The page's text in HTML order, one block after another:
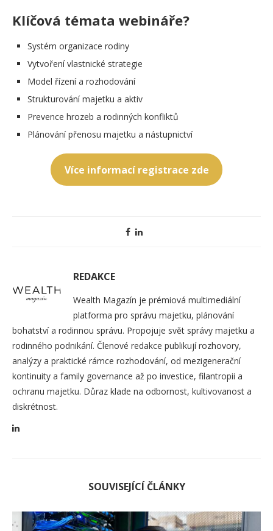
Klíčová témata webináře?
Systém organizace rodiny
Vytvoření vlastnické strategie
Model řízení a rozhodování
Strukturování majetku a aktiv
Prevence hrozeb a rodinných konfliktů
Plánování přenosu majetku a nástupnictví
Více informací registrace zde
REDAKCE
Wealth Magazín je prémiová multimediální
platforma pro správu majetku, plánování
bohatství a rodinnou správu. Propojuje svět správy majetku a
rodinného podnikání. Členové redakce publikují rozhovory,
analýzy a praktické rámce rozhodování, od mezigenerační
kontinuity a family governance až po investice, filantropii a
ochranu majetku. Důraz klade na odbornost, kultivovanost a
diskrétnost.
SOUVISEJÍCÍ ČLÁNKY